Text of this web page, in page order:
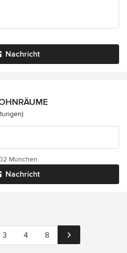
Nachricht
5 von 5 Sternen
Nachricht
München
3 4 8